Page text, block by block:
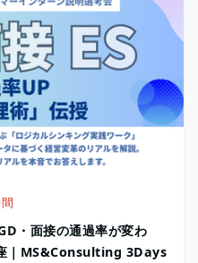
・面接の通過率が変わ
｜MS&Consulting 3Days